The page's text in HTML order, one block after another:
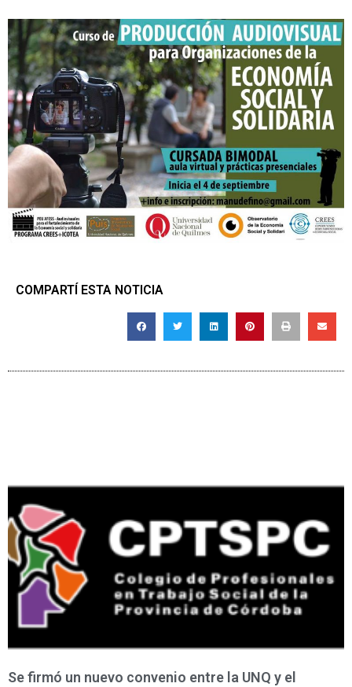
COMPARTÍ ESTA NOTICIA
Se firmó un nuevo convenio entre la UNQ y el